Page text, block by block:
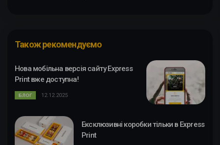
Також рекомендуємо
Нова мобільна версія сайту Express
Print вже доступна!
БЛОГ 12.12.2025
Ексклюзивні коробки тільки в Express
Print